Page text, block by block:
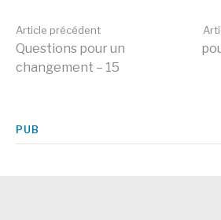
Lire
suite
Article précédent
Questions pour un
changement – 15
PUB